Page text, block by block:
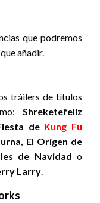
que podremos
añadir.
tráilers de títulos
Shreketefeliz
de Kung Fu
El Orígen de
de Navidad o
Larry.